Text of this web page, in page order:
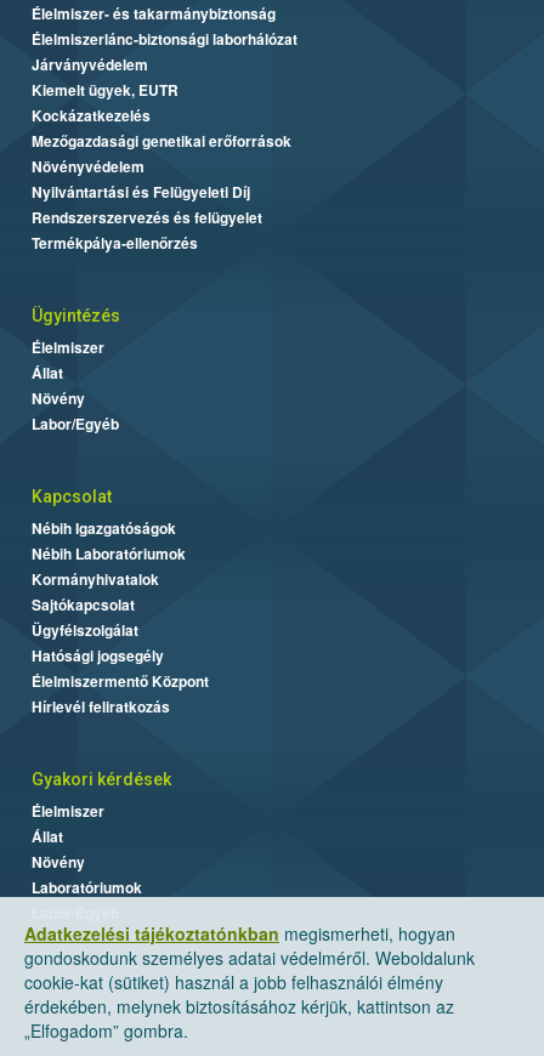
Adatkezelési tájékoztatónkban megismerheti, hogyan
gondoskodunk személyes adatai védelméről. Weboldalunk
cookie-kat (sütiket) használ a jobb felhasználói élmény
érdekében, melynek biztosításához kérjük, kattintson az
„Elfogadom” gombra.
Élelmiszer- és takarmánybiztonság
Élelmiszerlánc-biztonsági laborhálózat
Járványvédelem
Kiemelt ügyek, EUTR
Kockázatkezelés
Mezőgazdasági genetikai erőforrások
Növényvédelem
Nyilvántartási és Felügyeleti Díj
Rendszerszervezés és felügyelet
Termékpálya-ellenőrzés
Ügyintézés
Élelmiszer
Állat
Növény
Labor/Egyéb
Kapcsolat
Nébih Igazgatóságok
Nébih Laboratóriumok
Kormányhivatalok
Sajtókapcsolat
Ügyfélszolgálat
Hatósági jogsegély
Élelmiszermentő Központ
Hírlevél feliratkozás
Gyakori kérdések
Élelmiszer
Állat
Növény
Laboratóriumok